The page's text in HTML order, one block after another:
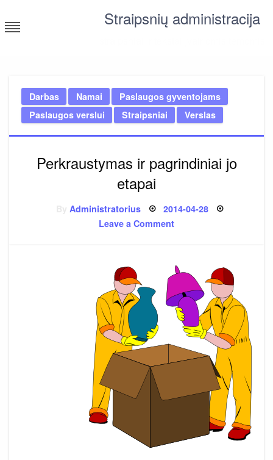
to
content
Straipsnių administracija
Darbas Namai
Paslaugos gyventojams
Paslaugos verslui
Straipsniai Verslas
Perkraustymas ir pagrindiniai jo
etapai
Administratorius Posted
on
2014-04-28
Leave a Commenton
Perkraustymas
etapai